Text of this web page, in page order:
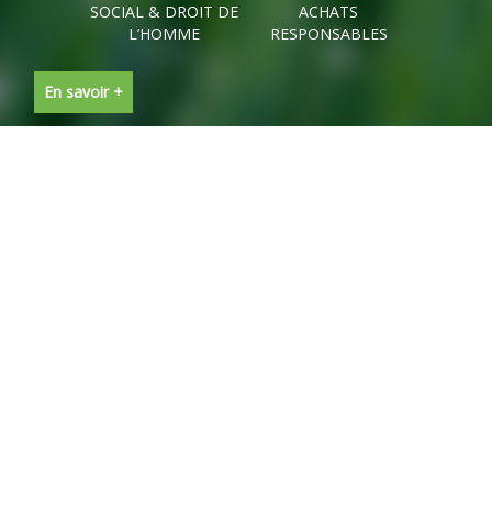
SOCIAL & DROIT DE
L’HOMME
ACHATS
RESPONSABLES
En savoir +